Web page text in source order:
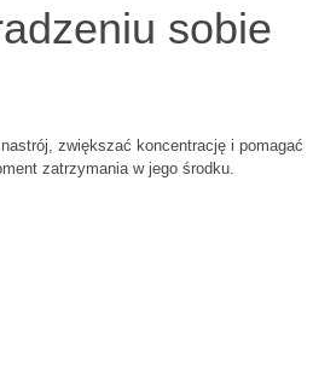
sobie
zwiększać koncentrację i pomagać
zatrzymania w jego środku.